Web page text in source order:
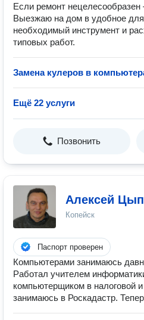
Если ремонт
Выезжаю на дом в удобное
необходимый инструмент и
типовых работ.
Замена кулеров в
Ещё 22 услуги
Позвонить
Алексей
Копейск
Паспорт проверен
Компьютерами занимаюсь
Работал учителем
компьютерщиком в налоговой
занимаюсь в Роскадастр.